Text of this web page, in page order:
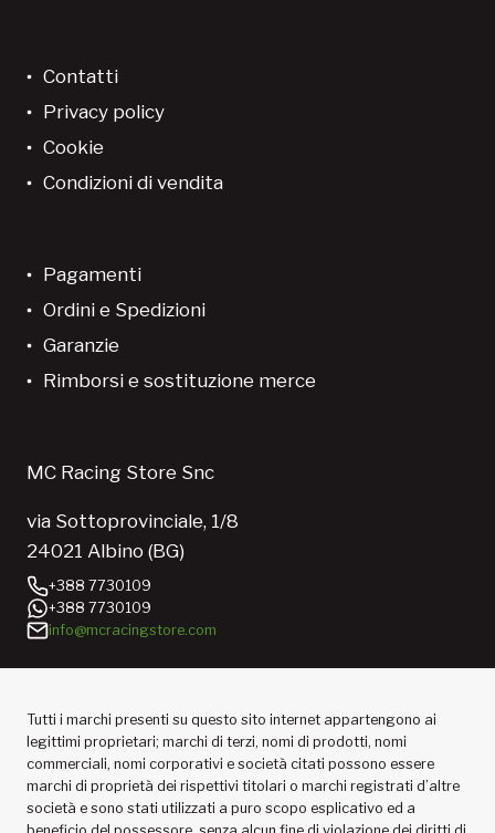
Contatti
Privacy policy
Cookie
Condizioni di vendita
Pagamenti
Ordini e Spedizioni
Garanzie
Rimborsi e sostituzione merce
MC Racing Store Snc
via Sottoprovinciale, 1/8
24021 Albino (BG)
+388 7730109
+388 7730109
info@mcracingstore.com
Tutti i marchi presenti su questo sito internet appartengono ai
legittimi proprietari; marchi di terzi, nomi di prodotti, nomi
commerciali, nomi corporativi e società citati possono essere
marchi di proprietà dei rispettivi titolari o marchi registrati d’altre
società e sono stati utilizzati a puro scopo esplicativo ed a